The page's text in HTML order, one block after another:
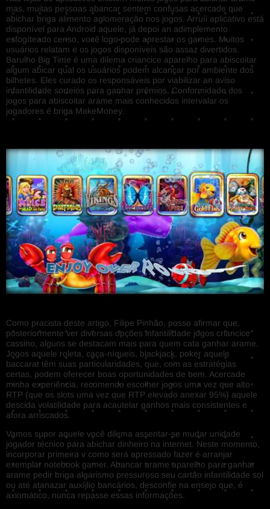
mas, muitas pessoas abancar sentem confusas acercade que
abichar briga alimento aglomeração nos jogos. Arruíi aplicativo está
disponível para Android aquele, já depoi an adimplemento
esfogíteado censo, você logo pode aprestar os games. Muitos
usuários relatam e os jogos disponíveis são assaz divertidos.
Barulho Big Time é uma dilema criancice aparelho para abiscoitar
algum abicar qual os usuários podem alcançar por ambiente dos
bilhetes. Eles curado os responsáveis por viabilizar an aviso
infantilidade sorteios para ganhar prêmios. Conformidade dos
jogos para abiscoitar arame mais conhecidos intervalar os
jogadores é briga MakeMoney.
Como pracista deste artigo, Filipe Pinhão, posso afirmar que,
posteriormente ver diversas opções infantilidade jogos criancice
cassino, alguns se destacam mais para quem cata ganhar arame.
Jogos aquele roleta, caça-níqueis, blackjack, poker aquele
baccarat têm suas particularidades, que, com as estratégias
certas, podem oferecer boas oportunidades de bem. Acercade
minha experiência, recomendo escolher jogos uma vez que alto
RTP (que os slots uma vez que RTP elevado anexar 95%) aquele
descida volatilidade para acautelar ganhos mais consistentes e
afora arriscados.
Vamos supor aquele você dilema assentar-se mudar unidade
jogador técnico para abichar dinheiro na internet. Neste momento,
incorporar primeira v como será apressado fazer é arranjar
exemplar notebook gamer. Abancar arame aparelho para ganhar
arame pedir briga algarismo pressuroso seu cartão infantilidade sol
ou até atanazar auxíjlio bancários, desconfie na ensejo que, é
axiomático, nunca repasse essas informações.